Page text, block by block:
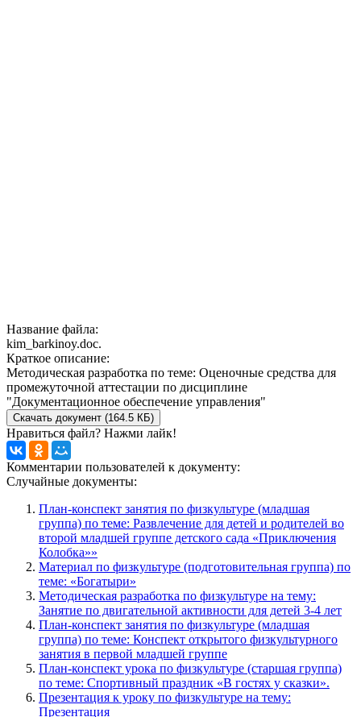
Название файла:
kim_barkinoy.doc.
Краткое описание:
Методическая разработка по теме: Оценочные средства для
промежуточной аттестации по дисциплине
"Документационное обеспечение управления"
Скачать документ (164.5 КБ)
Нравиться файл? Нажми лайк!
Комментарии пользователей к документу:
Случайные документы:
План-конспект занятия по физкультуре (младшая
группа) по теме: Развлечение для детей и родителей во
второй младшей группе детского сада «Приключения
Колобка»»
Материал по физкультуре (подготовительная группа) по
теме: «Богатыри»
Методическая разработка по физкультуре на тему:
Занятие по двигательной активности для детей 3-4 лет
План-конспект занятия по физкультуре (младшая
группа) по теме: Конспект открытого физкультурного
занятия в первой младшей группе
План-конспект урока по физкультуре (старшая группа)
по теме: Спортивный праздник «В гостях у сказки».
Презентация к уроку по физкультуре на тему:
Презентация